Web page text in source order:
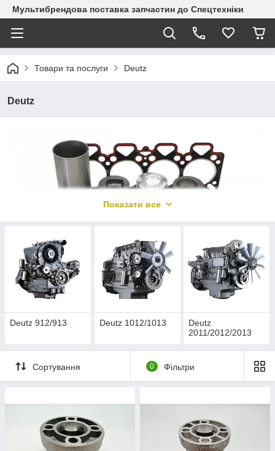
Мультибрендова поставка запчастин до Спецтехніки
Товари та послуги Deutz
Deutz
Асортимент налічує понад 1000 позиції!!
- Відсилання запчастин на день замовлення;
- Професійна консультація.
Показати все
Deutz 912/913 Deutz 1012/1013
Deutz
2011/2012/2013
Сортування 0 Фільтри